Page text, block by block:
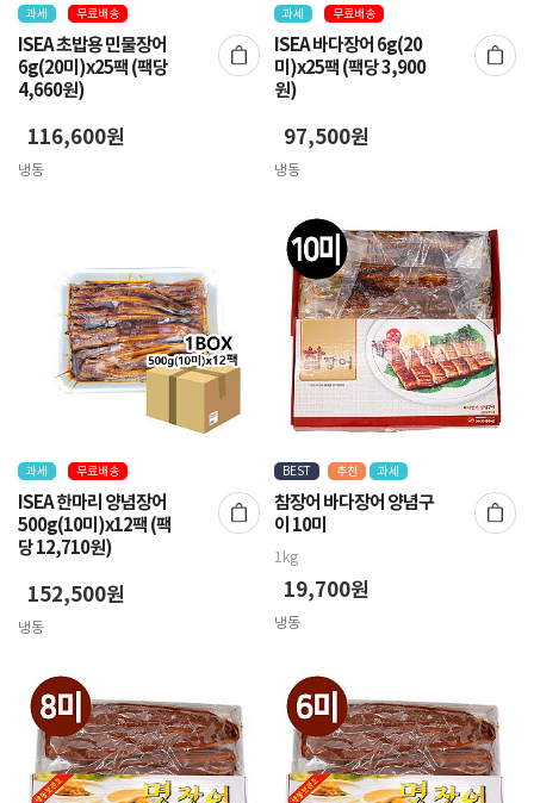
과세 무료배송
ISEA 초밥용 민물장어
6g(20미)x25팩 (팩당
4,660원)
116,600원
냉동
과세 무료배송
ISEA 바다장어 6g(20
미)x25팩 (팩당 3,900
원)
97,500원
냉동
과세 무료배송
ISEA 한마리 양념장어
500g(10미)x12팩 (팩
당 12,710원)
152,500원
냉동
BEST 추천 과세
참장어 바다장어 양념구
이 10미
1kg
19,700원
냉동